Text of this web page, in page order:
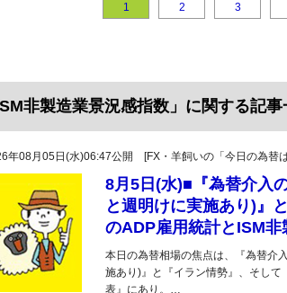
1 2 3
ISM非製造業景況感指数」に関する記事
年08月05日(水)06:47公開 [FX・羊飼いの「今日の為替
8月5日(水)■『為替介入
と週明けに実施あり)』
のADP雇用統計とISM
本日の為替相場の焦点は、『為替介
施あり)』と『イラン情勢』、そし
表』にあり。…